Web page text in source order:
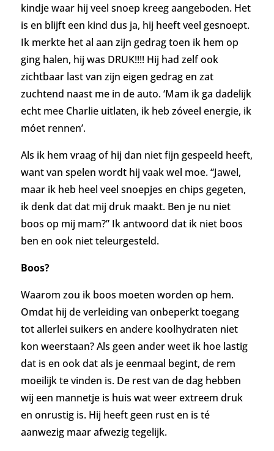
kindje waar hij veel snoep kreeg aangeboden. Het
is en blijft een kind dus ja, hij heeft veel gesnoept.
Ik merkte het al aan zijn gedrag toen ik hem op
ging halen, hij was DRUK!!!! Hij had zelf ook
zichtbaar last van zijn eigen gedrag en zat
zuchtend naast me in de auto. ‘Mam ik ga dadelijk
echt mee Charlie uitlaten, ik heb zóveel energie, ik
móet rennen’.
Als ik hem vraag of hij dan niet fijn gespeeld heeft,
want van spelen wordt hij vaak wel moe.“Jawel,
maar ik heb heel veel snoepjes en chips gegeten,
ik denk dat dat mij druk maakt. Ben je nu niet
boos op mij mam?” Ik antwoord dat ik niet boos
ben en ook niet teleurgesteld.
Boos?
Waarom zou ik boos moeten worden op hem.
Omdat hij de verleiding van onbeperkt toegang
tot allerlei suikers en andere koolhydraten niet
kon weerstaan? Als geen ander weet ik hoe lastig
dat is en ook dat als je eenmaal begint, de rem
moeilijk te vinden is. De rest van de dag hebben
wij een mannetje is huis wat weer extreem druk
en onrustig is. Hij heeft geen rust en is té
aanwezig maar afwezig tegelijk.